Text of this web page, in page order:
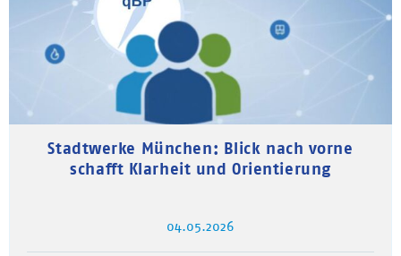
Stadtwerke München: Blick nach vorne
schafft Klarheit und Orientierung
04.05.2026